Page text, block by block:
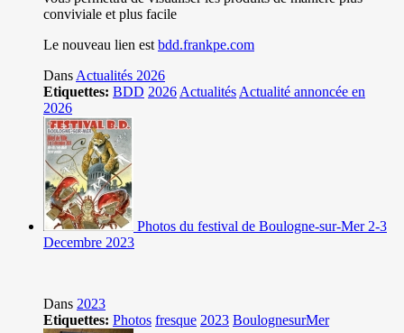
conviviale et plus facile
Le nouveau lien est bdd.frankpe.com
Dans Actualités 2026
Etiquettes: BDD 2026 Actualités Actualité annoncée en
2026
Photos du festival de Boulogne-sur-Mer 2-3
Decembre 2023
Dans 2023
Etiquettes: Photos fresque 2023 BoulognesurMer